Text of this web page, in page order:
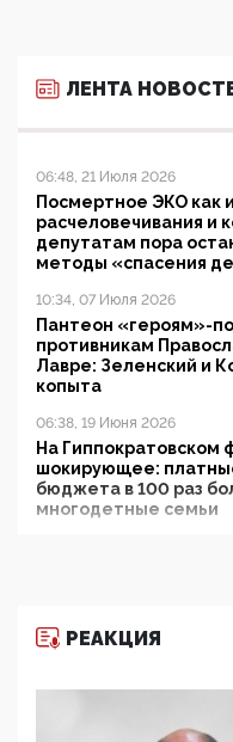
ЛЕНТА
06:48, 21 Июля 2026
Посмертное ЭКО как
расчеловечивания и
депутатам пора
методы «спасения
10:34, 07 Июля 2026
Пантеон «героям»-
противникам
Лавре: Зеленский и
копыта
06:38, 19 Июня 2026
На Гиппократовском
шокирующее:
бюджета в 100 раз
многодетные семьи
11:53, 09 Июня 2026
деятельность ИИТО
цифроглобалисты
повестку в
РЕАКЦИЯ